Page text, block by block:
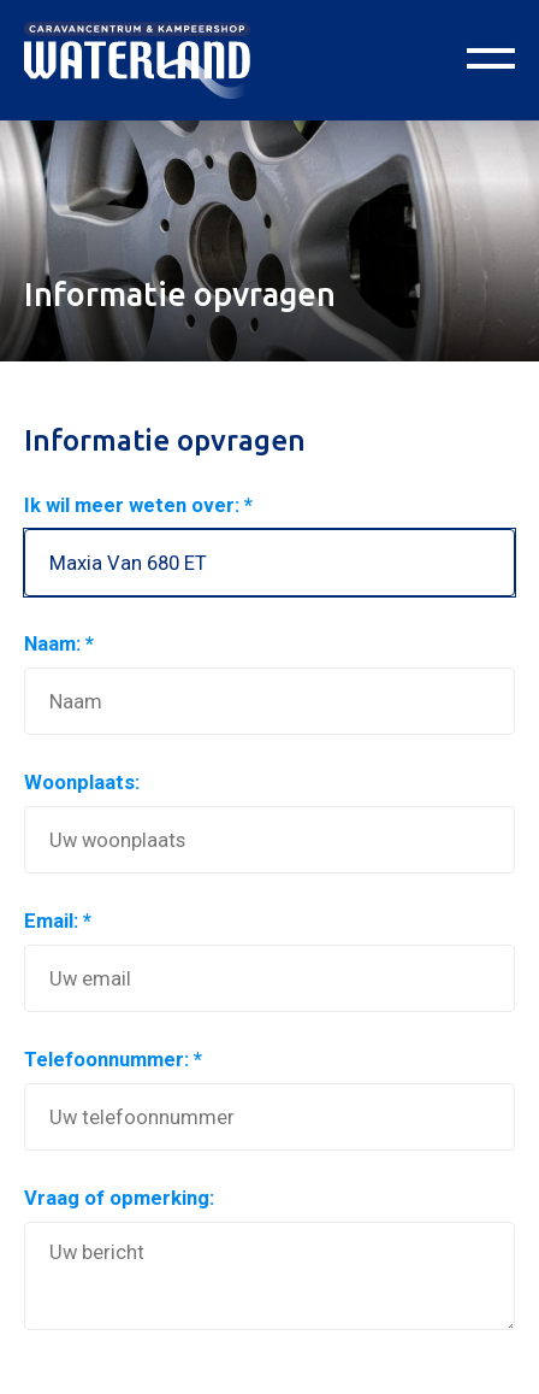
Informatie opvragen
Informatie opvragen
Ik wil meer weten over: *
Naam: *
Woonplaats:
Email: *
Telefoonnummer: *
Vraag of opmerking: